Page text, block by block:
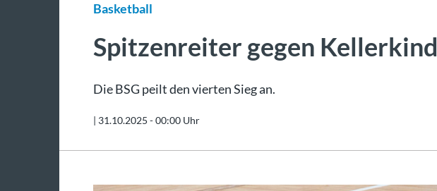
Basketball
Spitzenreiter gegen Kellerkind
Die BSG peilt den vierten Sieg an.
| 31.10.2025 - 00:00 Uhr